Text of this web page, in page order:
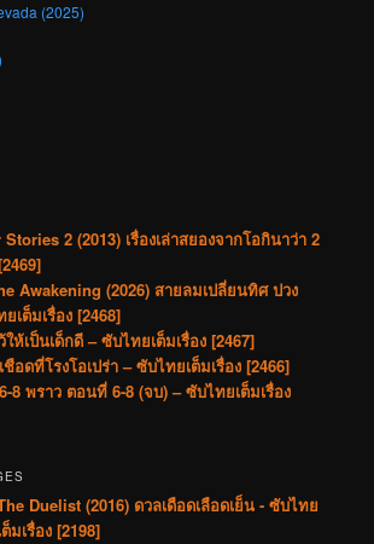
(2025)
2 (2013) เรื่องเล่าสยองจากโอกินาว่า 2
Awakening (2026) สายลมเปลี่ยนทิศ ปวง
เต็มเรื่อง [2468]
ห้เป็นเด็กดี – ซับไทยเต็มเรื่อง [2467]
ชือดที่โรงโอเปร่า – ซับไทยเต็มเรื่อง [2466]
8 พราว ตอนที่ 6-8 (จบ) – ซับไทยเต็มเรื่อง
Duelist (2016) ดวลเดือดเลือดเย็น - ซับไทย
ต็มเรื่อง [2198]